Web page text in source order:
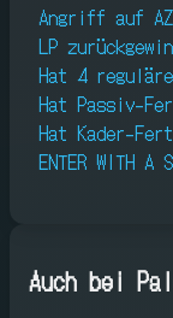
Angriff auf
LP
Hat 4
Hat Passiv-
Hat Kader-
ENTER WITH A
Auch bei